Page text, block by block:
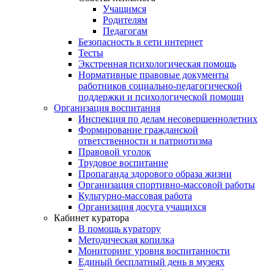
Учащимся
Родителям
Педагогам
Безопасность в сети интернет
Тесты
Экстренная психологическая помощь
Нормативные правовые документы
работников социально-педагогической
поддержки и психологической помощи
Организация воспитания
Инспекция по делам несовершеннолетних
Формирование гражданской
ответственности и патриотизма
Правовой уголок
Трудовое воспитание
Пропаганда здорового образа жизни
Организация спортивно-массовой работы
Культурно-массовая работа
Организация досуга учащихся
Кабинет куратора
В помощь куратору
Методическая копилка
Мониторинг уровня воспитанности
Единый бесплатный день в музеях